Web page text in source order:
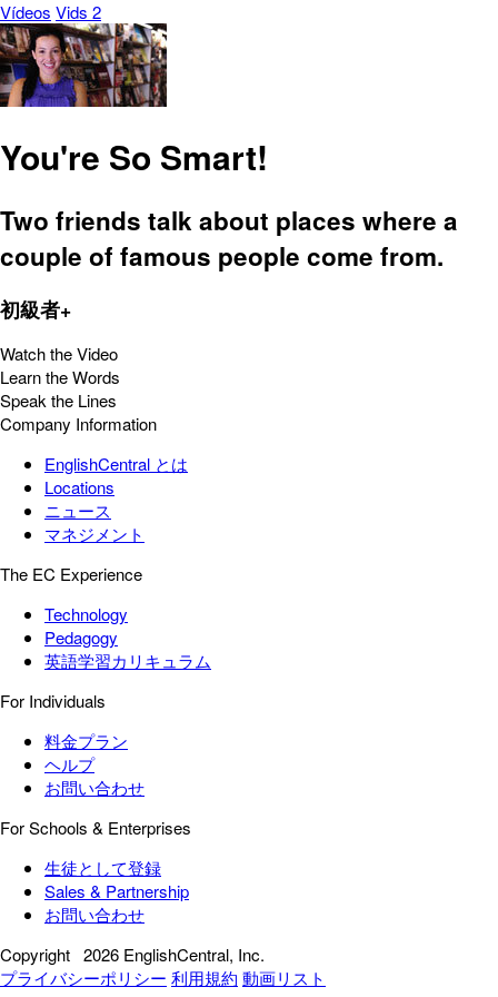
Vídeos Vids 2
You're So Smart!
Two friends talk about places where a
couple of famous people come from.
初級者+
Watch the Video
Learn the Words
Speak the Lines
Company Information
EnglishCentral とは
Locations
ニュース
マネジメント
The EC Experience
Technology
Pedagogy
英語学習カリキュラム
For Individuals
料金プラン
ヘルプ
お問い合わせ
For Schools & Enterprises
生徒として登録
Sales & Partnership
お問い合わせ
Copyright 2026 EnglishCentral, Inc.
プライバシーポリシー 利用規約 動画リスト